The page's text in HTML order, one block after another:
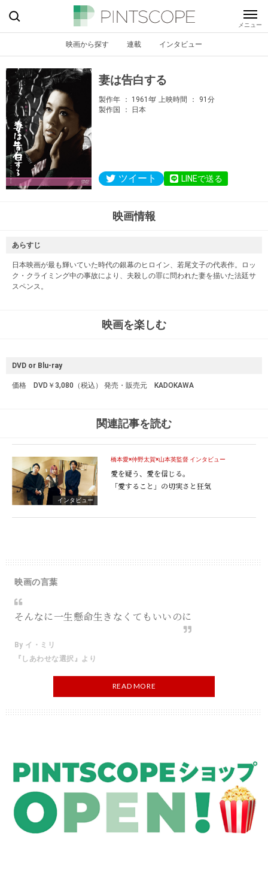
映画から探す 連載 インタビュー
妻は告白する
製作年 1961年 上映時間
91分
製作国
日本
ツイート LINEで送る
映画情報
あらすじ
日本映画が最も輝いていた時代の銀幕のヒロイン、若尾文子の代表作。ロッ
ク・クライミング中の事故により、夫殺しの罪に問われた妻を描いた法廷サ
スペンス。
映画を楽しむ
DVD or Blu-ray
価格 DVD￥3,080（税込） 発売・販売元 KADOKAWA
関連記事を読む
インタビュー
橋本愛×仲野太賀×山本英監督 インタビュー
愛を疑う、愛を信じる。
「愛すること」の切実さと狂気
映画の言葉
そんなに一生懸命生きなくてもいいのに
By イ・ミリ
『しあわせな選択』より
READ MORE